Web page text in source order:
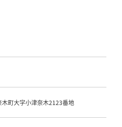
町大字小津奈木2123番地